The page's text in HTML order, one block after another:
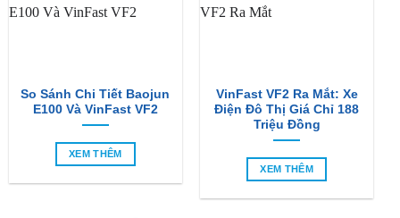
So Sánh Chi Tiết Baojun
E100 Và VinFast VF2
XEM THÊM
VinFast VF2 Ra Mắt: Xe
Điện Đô Thị Giá Chỉ 188
Triệu Đồng
XEM THÊM